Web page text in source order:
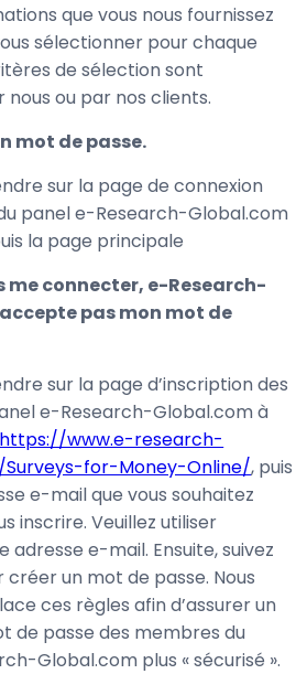
que vous nous fournissez
sélectionner pour chaque
de sélection sont
ou par nos clients.
mot de passe.
sur la page de connexion
panel e-Research-Global.com
la page principale
me connecter, e-Research-
pas mon mot de
sur la page d’inscription des
e-Research-Global.com à
https://www.e-research-
Surveys-for-Money-Online/, puis
e-mail que vous souhaitez
inscrire. Veuillez utiliser
adresse e-mail. Ensuite, suivez
un mot de passe. Nous
ces règles afin d’assurer un
de passe des membres du
Global.com plus « sécurisé ».